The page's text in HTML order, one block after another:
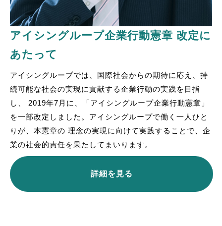
アイシングループ企業行動憲章 改定に
あたって
アイシングループでは、国際社会からの期待に応え、持
続可能な社会の実現に貢献する企業行動の実践を目指
し、 2019年7月に、「アイシングループ企業行動憲章」
を一部改定しました。アイシングループで働く一人ひと
りが、本憲章の 理念の実現に向けて実践することで、企
業の社会的責任を果たしてまいります。
詳細を見る